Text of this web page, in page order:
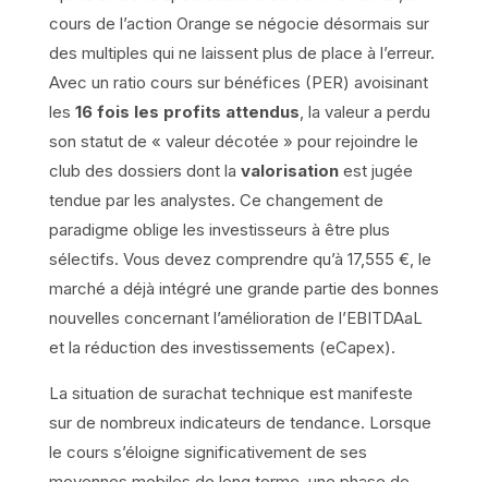
cours de l’action Orange se négocie désormais sur
des multiples qui ne laissent plus de place à l’erreur.
Avec un ratio cours sur bénéfices (PER) avoisinant
les 16 fois les profits attendus , la valeur a perdu
son statut de « valeur décotée » pour rejoindre le
club des dossiers dont la valorisationest jugée
tendue par les analystes. Ce changement de
paradigme oblige les investisseurs à être plus
sélectifs. Vous devez comprendre qu’à 17,555 €, le
marché a déjà intégré une grande partie des bonnes
nouvelles concernant l’amélioration de l’EBITDAaL
et la réduction des investissements (eCapex).
La situation de surachat technique est manifeste
sur de nombreux indicateurs de tendance. Lorsque
le cours s’éloigne significativement de ses